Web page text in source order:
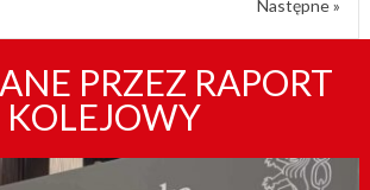
Następne »
PRZEZ RAPORT
KOLEJOWY